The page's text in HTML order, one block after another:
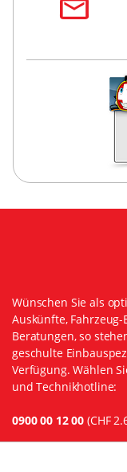
Wünschen Sie als
Auskünfte,
Beratungen, so
geschulte
Verfügung. Wählen
und Technikhotline:
0900 00 12 00 (CHF